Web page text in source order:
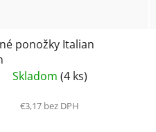
ponožky Italian
Skladom (4 ks)
€3,17 bez DPH